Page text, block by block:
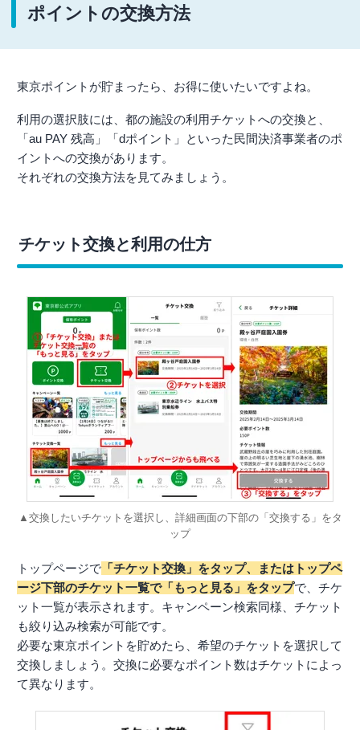
ポイントの交換方法
東京ポイントが貯まったら、お得に使いたいですよね。
利用の選択肢には、都の施設の利用チケットへの交換と、
「au PAY 残高」「dポイント」といった民間決済事業者のポ
イントへの交換があります。
それぞれの交換方法を見てみましょう。
チケット交換と利用の仕方
▲交換したいチケットを選択し、詳細画面の下部の「交換する」をタ
ップ
トップページで 「チケット交換」をタップ、またはトップペ
ージ下部のチケット一覧で「もっと見る」をタップで、チケ
ット一覧が表示されます。キャンペーン検索同様、チケット
も絞り込み検索が可能です。
必要な東京ポイントを貯めたら、希望のチケットを選択して
交換しましょう。交換に必要なポイント数はチケットによっ
て異なります。